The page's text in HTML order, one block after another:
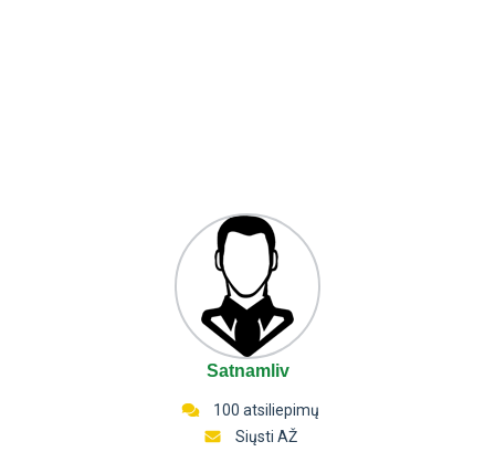
Satnamliv
100 atsiliepimų
Siųsti AŽ